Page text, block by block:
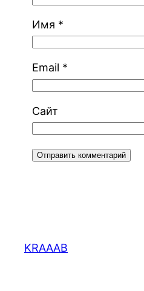
Имя *
Email *
Сайт
KRAAAB